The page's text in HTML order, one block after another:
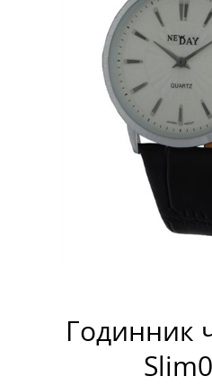
Годинник